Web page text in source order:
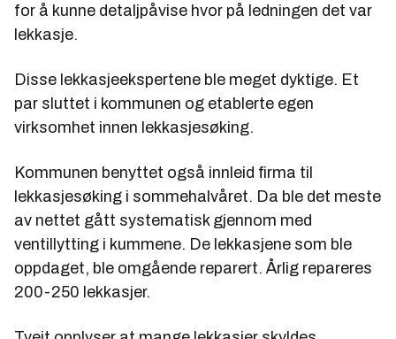
for å kunne detaljpåvise hvor på ledningen det var
lekkasje.
Disse lekkasjeekspertene ble meget dyktige. Et
par sluttet i kommunen og etablerte egen
virksomhet innen lekkasjesøking.
Kommunen benyttet også innleid firma til
lekkasjesøking i sommehalvåret. Da ble det meste
av nettet gått systematisk gjennom med
ventillytting i kummene. De lekkasjene som ble
oppdaget, ble omgående reparert. Årlig repareres
200-250 lekkasjer.